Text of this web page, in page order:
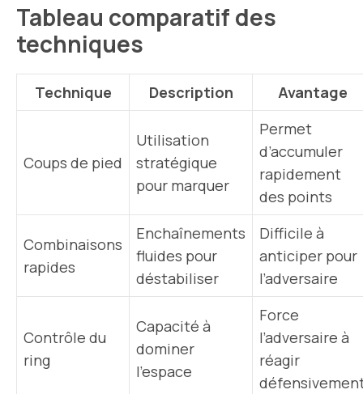
Tableau comparatif des
techniques
Technique Description Avantage
Coups de pied
Utilisation
stratégique
pour marquer
Permet
d’accumuler
rapidement
des points
Combinaisons
rapides
Enchaînements
fluides pour
déstabiliser
Difficile à
anticiper pour
l’adversaire
Contrôle du
ring
Capacité à
dominer
l’espace
Force
l’adversaire à
réagir